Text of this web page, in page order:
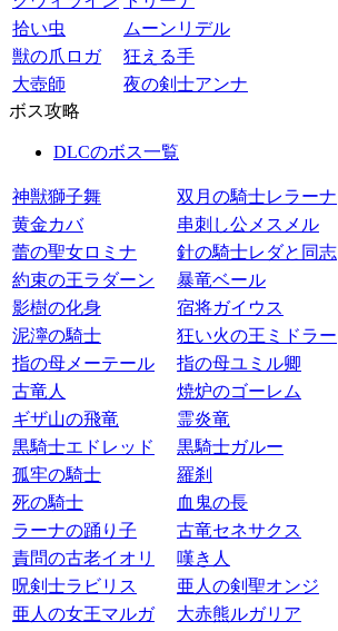
拾い虫
ムーンリデル
獣の爪ロガ
狂える手
大壺師
夜の剣士アンナ
ボス攻略
DLCのボス一覧
神獣獅子舞
双月の騎士レラーナ
黄金カバ
串刺し公メスメル
蕾の聖女ロミナ
針の騎士レダと同志
約束の王ラダーン
暴竜ベール
影樹の化身
宿将ガイウス
泥濘の騎士
狂い火の王ミドラー
指の母メーテール
指の母ユミル卿
古竜人
焼炉のゴーレム
ギザ山の飛竜
霊炎竜
黒騎士エドレッド
黒騎士ガルー
孤牢の騎士
羅刹
死の騎士
血鬼の長
ラーナの踊り子
古竜セネサクス
責問の古老イオリ
嘆き人
呪剣士ラビリス
亜人の剣聖オンジ
亜人の女王マルガ
大赤熊ルガリア